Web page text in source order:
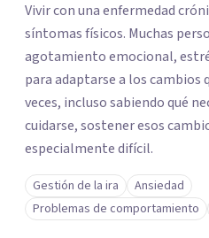
Vivir con una enfermedad
síntomas físicos. Muchas
agotamiento emocional,
para adaptarse a los cambios
veces, incluso sabiendo qué
cuidarse, sostener esos
especialmente difícil.
Gestión de la ira
Ansiedad
Problemas de comportamiento